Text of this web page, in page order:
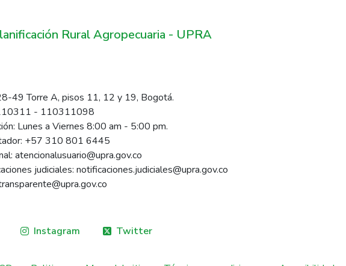
Rural Agropecuaria - UPRA
49 Torre A, pisos 11, 12 y 19, Bogotá.
- 110311098
Lunes a Viernes 8:00 am - 5:00 pm.
+57 310 801 6445
atencionalusuario@upra.gov.co
judiciales: notificaciones.judiciales@upra.gov.co
Instagram Twitter